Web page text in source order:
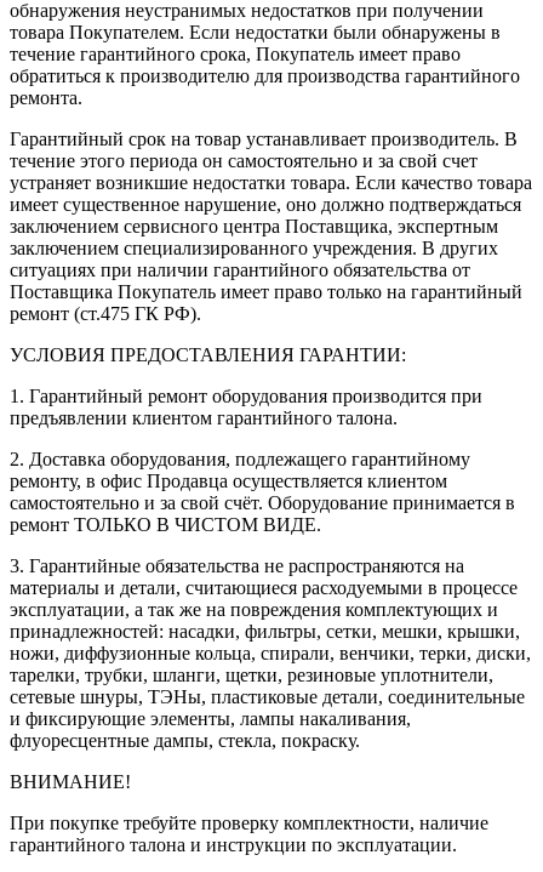
обнаружения неустранимых недостатков при получении
товара Покупателем. Если недостатки были обнаружены в
течение гарантийного срока, Покупатель имеет право
обратиться к производителю для производства гарантийного
ремонта.
Гарантийный срок на товар устанавливает производитель. В
течение этого периода он самостоятельно и за свой счет
устраняет возникшие недостатки товара. Если качество товара
имеет существенное нарушение, оно должно подтверждаться
заключением сервисного центра Поставщика, экспертным
заключением специализированного учреждения. В других
ситуациях при наличии гарантийного обязательства от
Поставщика Покупатель имеет право только на гарантийный
ремонт (ст.475 ГК РФ).
УСЛОВИЯ ПРЕДОСТАВЛЕНИЯ ГАРАНТИИ:
1. Гарантийный ремонт оборудования производится при
предъявлении клиентом гарантийного талона.
2. Доставка оборудования, подлежащего гарантийному
ремонту, в офис Продавца осуществляется клиентом
самостоятельно и за свой счёт. Оборудование принимается в
ремонт ТОЛЬКО В ЧИСТОМ ВИДЕ.
3. Гарантийные обязательства не распространяются на
материалы и детали, считающиеся расходуемыми в процессе
эксплуатации, а так же на повреждения комплектующих и
принадлежностей: насадки, фильтры, сетки, мешки, крышки,
ножи, диффузионные кольца, спирали, венчики, терки, диски,
тарелки, трубки, шланги, щетки, резиновые уплотнители,
сетевые шнуры, ТЭНы, пластиковые детали, соединительные
и фиксирующие элементы, лампы накаливания,
флуоресцентные дампы, стекла, покраску.
ВНИМАНИЕ!
При покупке требуйте проверку комплектности, наличие
гарантийного талона и инструкции по эксплуатации.